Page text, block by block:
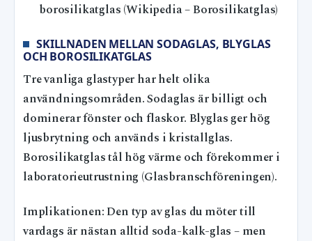
borosilikatglas (Wikipedia – Borosilikatglas)
SKILLNADEN MELLAN SODAGLAS, BLYGLAS
OCH BOROSILIKATGLAS
Tre vanliga glastyper har helt olika
användningsområden. Sodaglas är billigt och
dominerar fönster och flaskor. Blyglas ger hög
ljusbrytning och används i kristallglas.
Borosilikatglas tål hög värme och förekommer i
laboratorieutrustning (Glasbranschföreningen).
Implikationen: Den typ av glas du möter till
vardags är nästan alltid soda-kalk-glas – men